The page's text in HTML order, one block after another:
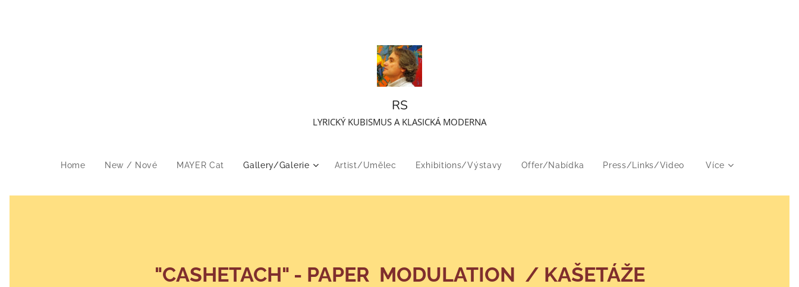
RS
LYRICKÝ KUBISMUS A KLASICKÁ MODERNA
Home New / Nové MAYER Cat Gallery/Galerie Artist/Umělec Exhibitions/Výstavy Offer/Nabídka Press/Links/Video Více
"CASHETACH" - PAPER MODULATION / KAŠETÁŽE